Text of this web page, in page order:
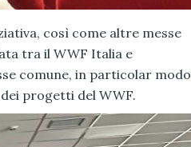
così come altre messe
tra il WWF Italia e
comune, in particolar modo
progetti del WWF.